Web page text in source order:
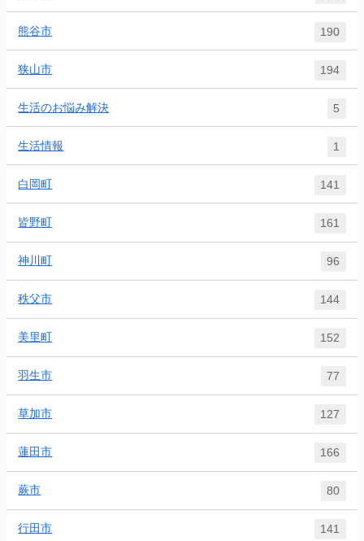
熊谷市 190
狭山市 194
生活のお悩み解決 5
生活情報 1
白岡町 141
皆野町 161
神川町 96
秩父市 144
美里町 152
羽生市 77
草加市 127
蓮田市 166
蕨市 80
行田市 141